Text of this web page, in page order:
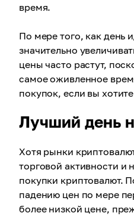
время.
По мере того, как день
значительно
цены часто растут,
самое оживленное
покупок, если вы
Лучший день
Хотя рынки
торговой активности и
покупки криптовалют.
падению цен по мере
более низкой цене,